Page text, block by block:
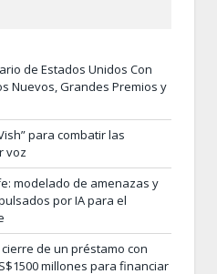
de Estados Unidos Con
Nuevos, Grandes Premios y
para combatir las
voz
modelado de amenazas y
por IA para el
de un préstamo con
millones para financiar